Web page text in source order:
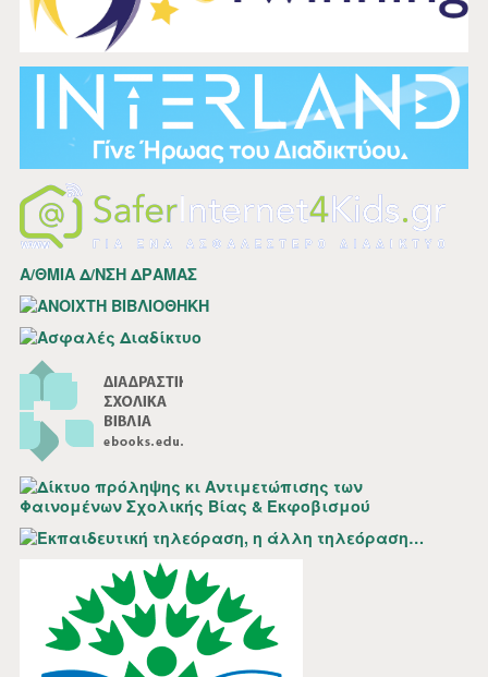
Α/ΘΜΙΑ Δ/ΝΣΗ ΔΡΑΜΑΣ